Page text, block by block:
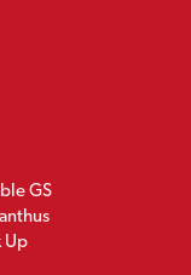
GS
Up